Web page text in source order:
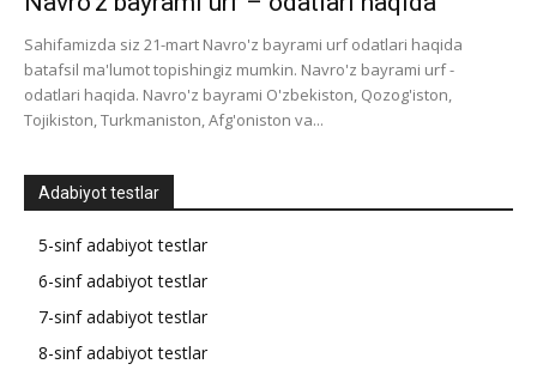
Sahifamizda siz 21-mart Navro'z bayrami urf odatlari haqida
batafsil ma'lumot topishingiz mumkin. Navro'z bayrami urf -
odatlari haqida. Navro'z bayrami O'zbekiston, Qozog'iston,
Tojikiston, Turkmaniston, Afg'oniston va...
Adabiyot testlar
5-sinf adabiyot testlar
6-sinf adabiyot testlar
7-sinf adabiyot testlar
8-sinf adabiyot testlar